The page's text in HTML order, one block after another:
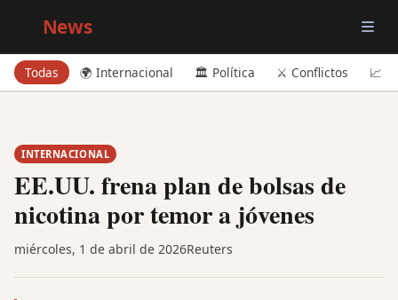
News
Todas 🌍 Internacional 🏛️ Política ⚔️ Conflictos 📈
INTERNACIONAL
EE.UU. frena plan de bolsas de
nicotina por temor a jóvenes
miércoles, 1 de abril de 2026Reuters